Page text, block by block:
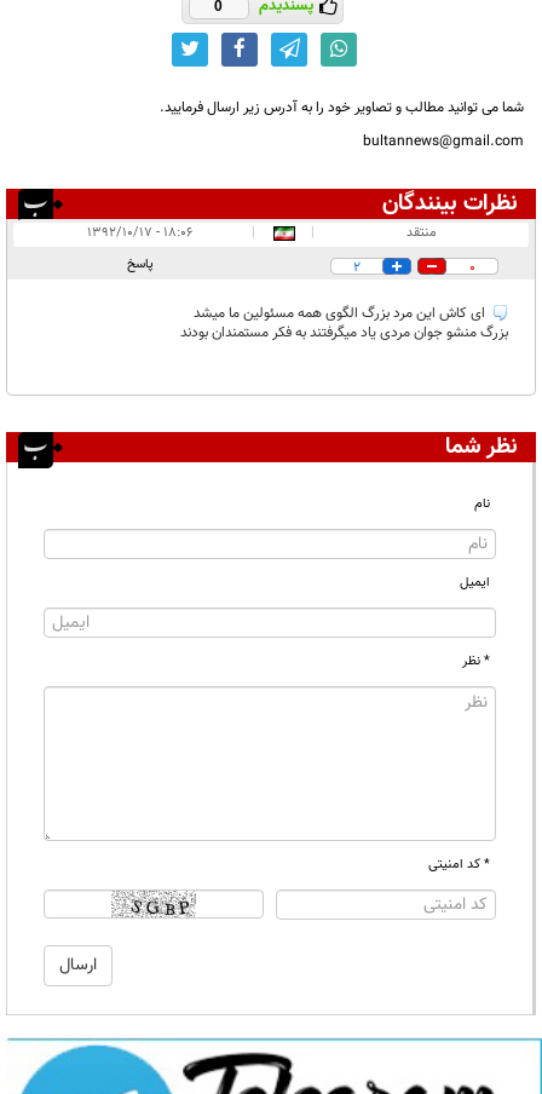
پسندیدم 0
شما می توانید مطالب و تصاویر خود را به آدرس زیر ارسال فرمایید.
bultannews@gmail.com
نظرات بینندگان
در انتظار بررسی:۱
منتقد |
|
۱۸:۰۶ - ۱۳۹۲/۱۰/۱۷
0
2 پاسخ
ای کاش این مرد بزرگ الگوی همه مسئولین ما میشد
بزرگ منشو جوان مردی یاد میگرفتند به فکر مستمندان بودند
نظر شما
نام
ایمیل
* نظر
* کد امنیتی